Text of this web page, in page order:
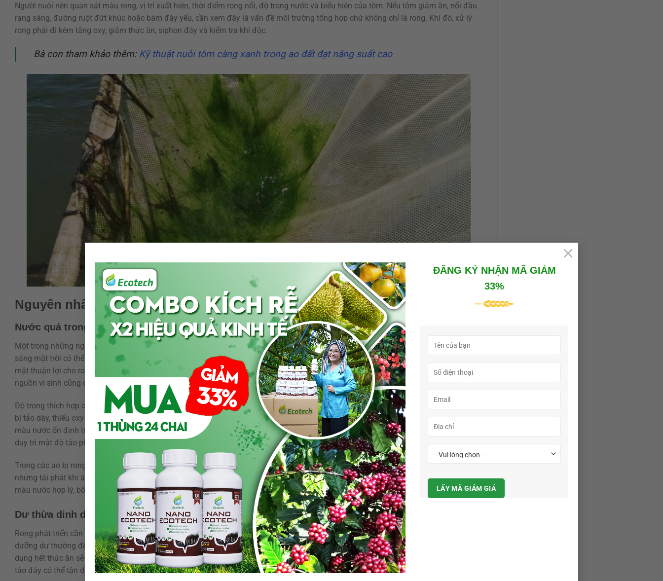
ĐĂNG KÝ NHẬN MÃ GIẢM
33%
×
Người nuôi nên quan sát màu rong, vị trí xuất hiện, thời điểm rong nổi, độ trong nước và biểu hiện của tôm. Nếu tôm giảm ăn, nổi đầu
rạng sáng, đường ruột đứt khúc hoặc bám đáy yếu, cần xem đây là vấn đề môi trường tổng hợp chứ không chỉ là rong. Khi đó, xử lý
rong phải đi kèm tăng oxy, giảm thức ăn, siphon đáy và kiểm tra khí độc.
Bà con tham khảo thêm: Kỹ thuật nuôi tôm càng xanh trong ao đất đạt năng suất cao
Nguyên nhân khiến rong phát triển mạnh trong ao nuôi tôm
Nước quá trong, ánh sáng xuyên sâu xuống đáy
Một trong những nguyên nhân phổ biến nhất khiến rong đáy phát triển là nước ao quá trong. Khi độ trong vượt quá 40–50 cm, ánh
sáng mặt trời có thể xuyên sâu, tạo điều kiện cho rong và tảo đáy quang hợp mạnh. Trong ao lót bạt, đáy ao ít bùn nhưng lại có bề
mặt thuận lợi cho rong bám, nhất là giai đoạn đầu vụ khi màu nước chưa ổn định. Ao mới lấy nước, diệt khuẩn mạnh hoặc thiếu
nguồn vi sinh cũng dễ bị nước trong kéo dài.
Độ trong thích hợp cho ao nuôi tôm thường được quản lý quanh 30–40 cm bằng đĩa Secchi. Khi độ trong thấp hơn quá mức, ao có thể
bị tảo dày, thiếu oxy về đêm và pH dao động mạnh. Khi độ trong quá cao, rong đáy lại chiếm ưu thế. Đây là lý do người nuôi cần tạo
màu nước ổn định trước khi thả giống và duy trì màu nước trong suốt vụ nuôi. Tạo màu nước không có nghĩa là làm ao đục bẩn, mà là
duy trì mật độ tảo phù du có lợi vừa đủ để che sáng, hấp thu dinh dưỡng và hạn chế rong đáy.
Trong các ao bị rong do nước quá trong, chỉ dùng thuốc cắt rong thường cho hiệu quả ngắn hạn. Rong có thể giảm trong vài ngày
nhưng tái phát khi ánh sáng vẫn xuyên đáy và dinh dưỡng vẫn còn. Giải pháp căn cơ là giảm ánh sáng xuống đáy bằng cách gây
màu nước hợp lý, bổ sung khoáng kiềm phù hợp, dùng vi sinh cạnh tranh dinh dưỡng và kiểm soát hữu cơ đáy.
Dư thừa dinh dưỡng từ thức ăn, phân tôm và xác tảo
Rong phát triển cần ánh sáng và dinh dưỡng, trong đó đạm và lân là hai yếu tố quan trọng. Trong ao nuôi thâm canh, nguồn dinh
dưỡng dư thường đến từ thức ăn thừa, phân tôm, vỏ tôm sau lột, xác tảo chết, bùn đáy và nguồn nước cấp giàu hữu cơ. Tôm không sử
dụng hết thức ăn sẽ tạo chất thải hữu cơ, sau đó phân hủy thành các dạng dinh dưỡng hòa tan. Nếu hệ vi sinh không xử lý kịp, rong và
tảo đáy có thể tận dụng nguồn dinh dưỡng này để bùng phát.